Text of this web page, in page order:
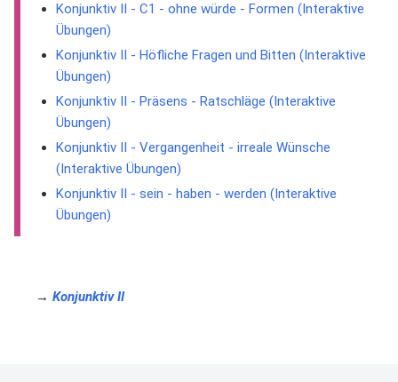
Konjunktiv II - C1 - ohne würde - Formen (Interaktive
Übungen)
Konjunktiv II - Höfliche Fragen und Bitten (Interaktive
Übungen)
Konjunktiv II - Präsens - Ratschläge (Interaktive
Übungen)
Konjunktiv II - Vergangenheit - irreale Wünsche
(Interaktive Übungen)
Konjunktiv II - sein - haben - werden (Interaktive
Übungen)
→ Konjunktiv II